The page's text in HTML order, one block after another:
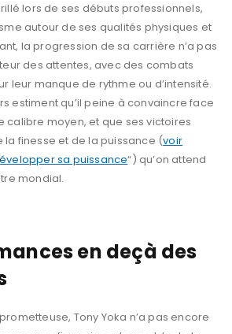
lors de ses débuts professionnels,
autour de ses qualités physiques et
la progression de sa carrière n’a pas
des attentes, avec des combats
leur manque de rythme ou d’intensité.
estiment qu’il peine à convaincre face
calibre moyen, et que ses victoires
finesse et de la puissance (voir
sa puissance“) qu’on attend
mondial.
en deçà des
Tony Yoka n’a pas encore